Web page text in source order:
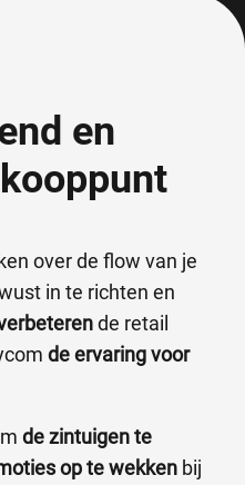
en
over de flow van je
in te richten en
de retail
de ervaring voor
de zintuigen te
op te wekken bij